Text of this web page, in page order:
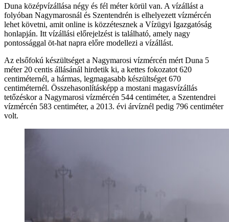
Duna középvízállása négy és fél méter körül van. A vízállást a
folyóban Nagymarosnál és Szentendrén is elhelyezett vízmércén
lehet követni, amit online is közzétesznek a Vízügyi Igazgatóság
honlapján. Itt vízállási előrejelzést is található, amely nagy
pontossággal öt-hat napra előre modellezi a vízállást.
Az elsőfokú készültséget a Nagymarosi vízmércén mért Duna 5
méter 20 centis állásánál hirdetik ki, a kettes fokozatot 620
centiméternél, a hármas, legmagasabb készültséget 670
centiméternél. Összehasonlításképp a mostani magasvízállás
tetőzéskor a Nagymarosi vízmércén 544 centiméter, a Szentendrei
vízmércén 583 centiméter, a 2013. évi árvíznél pedig 796 centiméter
volt.